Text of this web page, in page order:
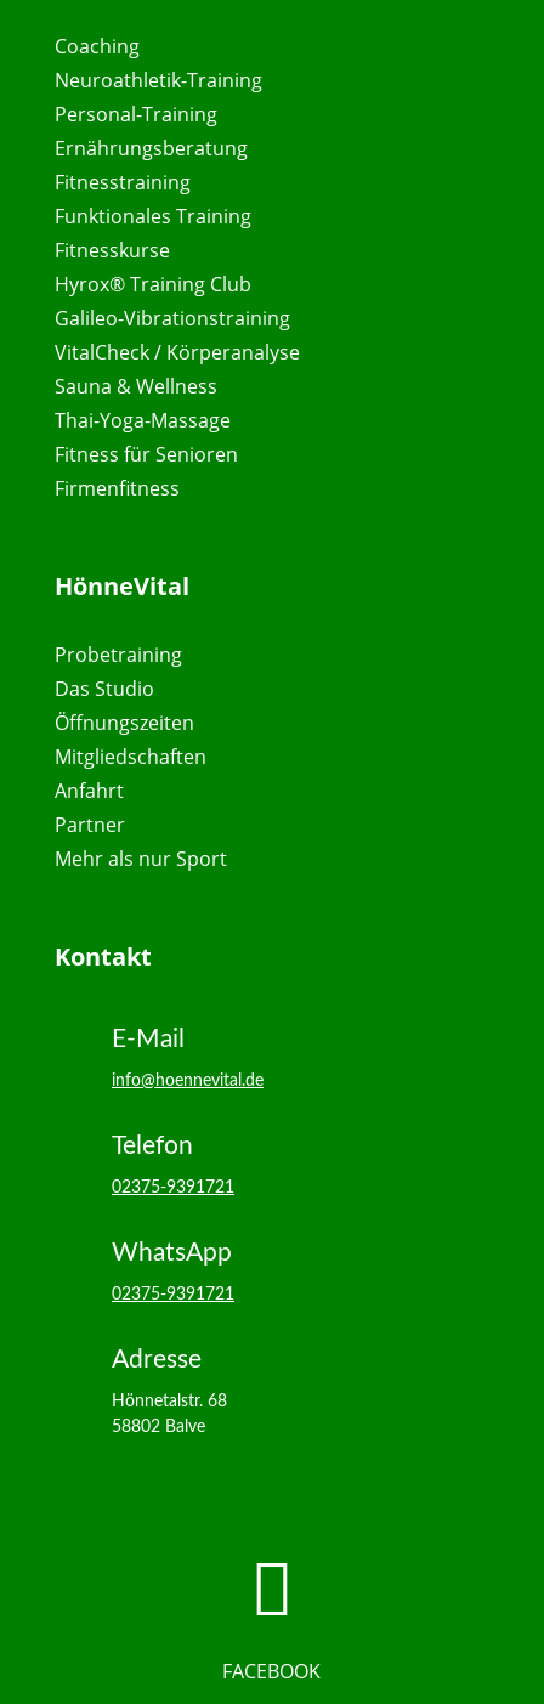
Coaching
Neuroathletik-Training
Personal-Training
Ernährungsberatung
Fitnesstraining
Funktionales Training
Fitnesskurse
Hyrox® Training Club
Galileo-Vibrationstraining
VitalCheck / Körperanalyse
Sauna & Wellness
Thai-Yoga-Massage
Fitness für Senioren
Firmenfitness
HönneVital
Probetraining
Das Studio
Öffnungszeiten
Mitgliedschaften
Anfahrt
Partner
Mehr als nur Sport
Kontakt
E-Mail
info@hoennevital.de
Telefon
02375-9391721
WhatsApp
02375-9391721
Adresse
Hönnetalstr. 68
58802 Balve

FACEBOOK